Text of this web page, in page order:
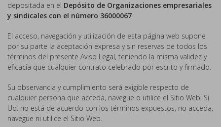
depositada en el Depósito de Organizaciones empresariales
y sindicales con el número 36000067
El acceso, navegación y utilización de esta página web supone
por su parte la aceptación expresa y sin reservas de todos los
términos del presente Aviso Legal, teniendo la misma validez y
eficacia que cualquier contrato celebrado por escrito y firmado.
Su observancia y cumplimiento será exigible respecto de
cualquier persona que acceda, navegue o utilice el Sitio Web. Si
Ud. no está de acuerdo con los términos expuestos, no acceda,
navegue ni utilice el Sitio Web.